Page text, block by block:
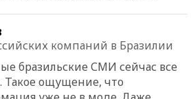
компаний в Бразилии
бразильские СМИ сейчас все
Такое ощущение, что